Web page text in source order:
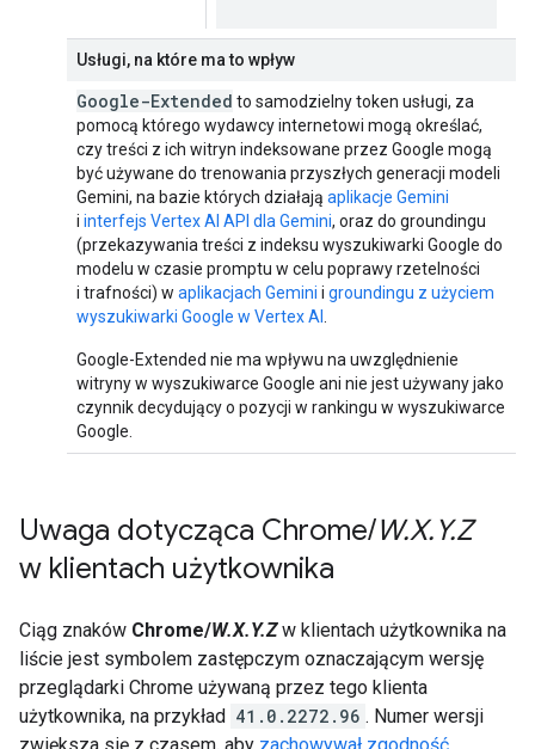
Usługi, na które ma to wpływ
Google-Extended to samodzielny token usługi, za
pomocą którego wydawcy internetowi mogą określać,
czy treści z ich witryn indeksowane przez Google mogą
być używane do trenowania przyszłych generacji modeli
Gemini, na bazie których działają aplikacje Gemini
i interfejs Vertex AI API dla Gemini, oraz do groundingu
(przekazywania treści z indeksu wyszukiwarki Google do
modelu w czasie promptu w celu poprawy rzetelności
i trafności) w aplikacjach Gemini i groundingu z użyciem
wyszukiwarki Google w Vertex AI
Google-Extended nie ma wpływu na uwzględnienie
witryny w wyszukiwarce Google ani nie jest używany jako
czynnik decydujący o pozycji w rankingu w wyszukiwarce
Google.
Uwaga dotycząca Chrome/W.X.Y.Z
w klientach użytkownika
Ciąg znaków Chrome/W.X.Y.Zw klientach użytkownika na
liście jest symbolem zastępczym oznaczającym wersję
przeglądarki Chrome używaną przez tego klienta
użytkownika, na przykład 41.0.2272.96 . Numer wersji